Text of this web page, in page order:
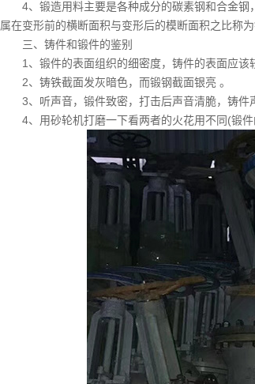
4、锻造用料主要是各种成分的碳素钢和合金
属在变形前的横断面积与变形后的模断面积之比称
三、铸件和锻件的鉴别
1、锻件的表面组织的细密度，铸件的表面应该
2、铸铁截面发灰暗色，而锻钢截面银亮 。
3、听声音，锻件致密，打击后声音清脆，铸件
4、用砂轮机打磨一下看两者的火花用不同(锻件